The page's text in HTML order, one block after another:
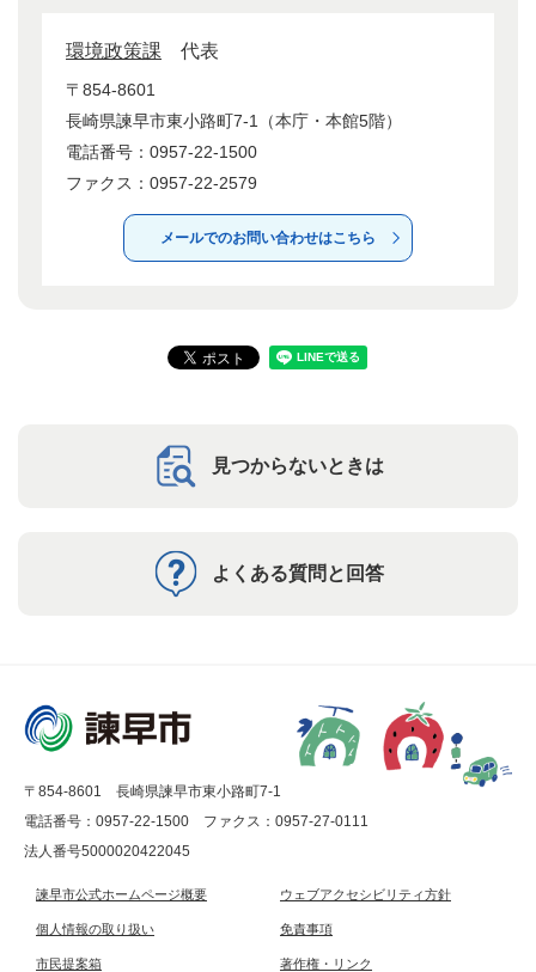
環境政策課 代表
〒854-8601
長崎県諫早市東小路町7-1（本庁・本館5階）
電話番号：0957-22-1500
ファクス：0957-22-2579
メールでのお問い合わせはこちら
見つからないときは
よくある質問と回答
〒854-8601 長崎県諫早市東小路町7-1
電話番号：0957-22-1500
ファクス：0957-27-0111
法人番号5000020422045
諫早市公式ホームページ概要 ウェブアクセシビリティ方針
個人情報の取り扱い 免責事項
市民提案箱 著作権・リンク